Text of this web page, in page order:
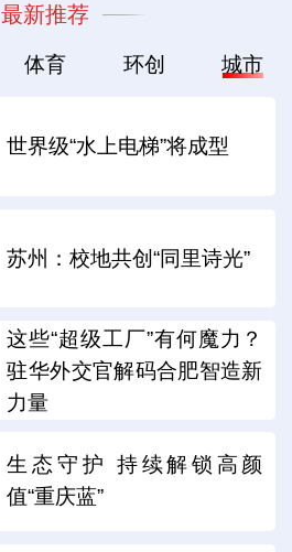
最新推荐
体育 环创 城市
世界级“水上电梯”将成型
苏州：校地共创“同里诗光”
这些“超级工厂”有何魔力？
驻华外交官解码合肥智造新
力量
生态守护 持续解锁高颜
值“重庆蓝”